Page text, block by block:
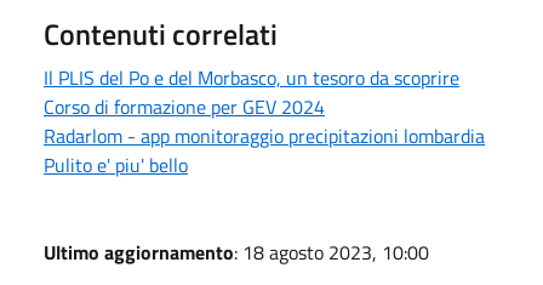
Contenuti correlati
Il PLIS del Po e del Morbasco, un tesoro da scoprire
Corso di formazione per GEV 2024
Radarlom - app monitoraggio precipitazioni lombardia
Pulito e' piu' bello
Ultimo aggiornamento: 18 agosto 2023, 10:00